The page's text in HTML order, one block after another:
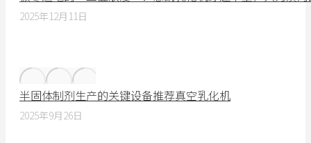
2025年12月11日
半固体制剂生产的关键设备推荐真空乳化机
2025年9月26日